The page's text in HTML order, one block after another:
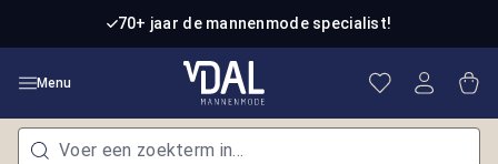
Ga naar de hoofdinhoud70+ jaar de mannenmode specialist!
Menu Je hebt 0